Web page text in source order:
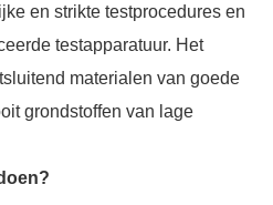
en strikte testprocedures en
testapparatuur. Het
materialen van goede
grondstoffen van lage